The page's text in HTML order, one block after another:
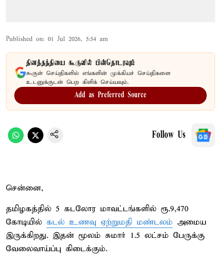
Published on: 01 Jul 2026, 5:54 am
தினத்தந்தியை கூகுளில் பின்தொடரவும்
கூகுள் செய்திகளில் எங்களின் முக்கியச் செய்திகளை
உடனுக்குடன் பெற கிளிக் செய்யவும்.
Add as Preferred Source
Follow Us
சென்னை,
தமிழகத்தில் 5 கடலோர மாவட்டங்களில் ரூ.9,470
கோடியில் கடல் உணவு ஏற்றுமதி மண்டலம் அமைய
இருக்கிறது. இதன் மூலம் சுமார் 1.5 லட்சம் பேருக்கு
வேலைவாய்ப்பு கிடைக்கும்.